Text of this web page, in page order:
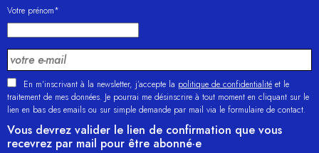
Votre prénom*
En m'inscrivant à la newsletter, j’accepte la politique de confidentialité et le
traitement de mes données. Je pourrai me désinscrire à tout moment en cliquant sur le
lien en bas des emails ou sur simple demande par mail via le formulaire de contact.
Vous devrez valider le lien de confirmation que vous
recevrez par mail pour être abonné·e